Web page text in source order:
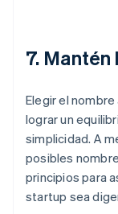
7.
Elegir el
lograr un
simplicidad. A
posibles
principios para
startup sea